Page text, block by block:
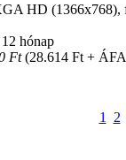
HD (1366x768),
hónap
Ft(28.614 Ft +
1 2